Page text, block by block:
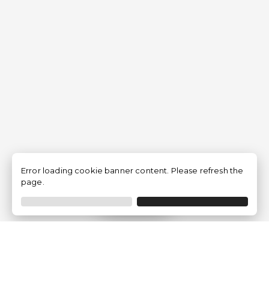
Filtrer
Error loading cookie banner content. Please refresh the
page.